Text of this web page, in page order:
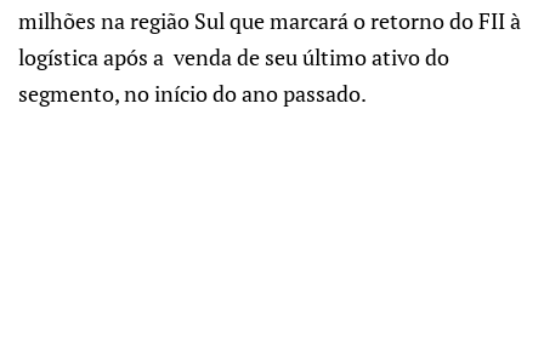
milhões na região Sul que marcará o retorno do FII à
logística após a venda de seu último ativo do
segmento, no início do ano passado.